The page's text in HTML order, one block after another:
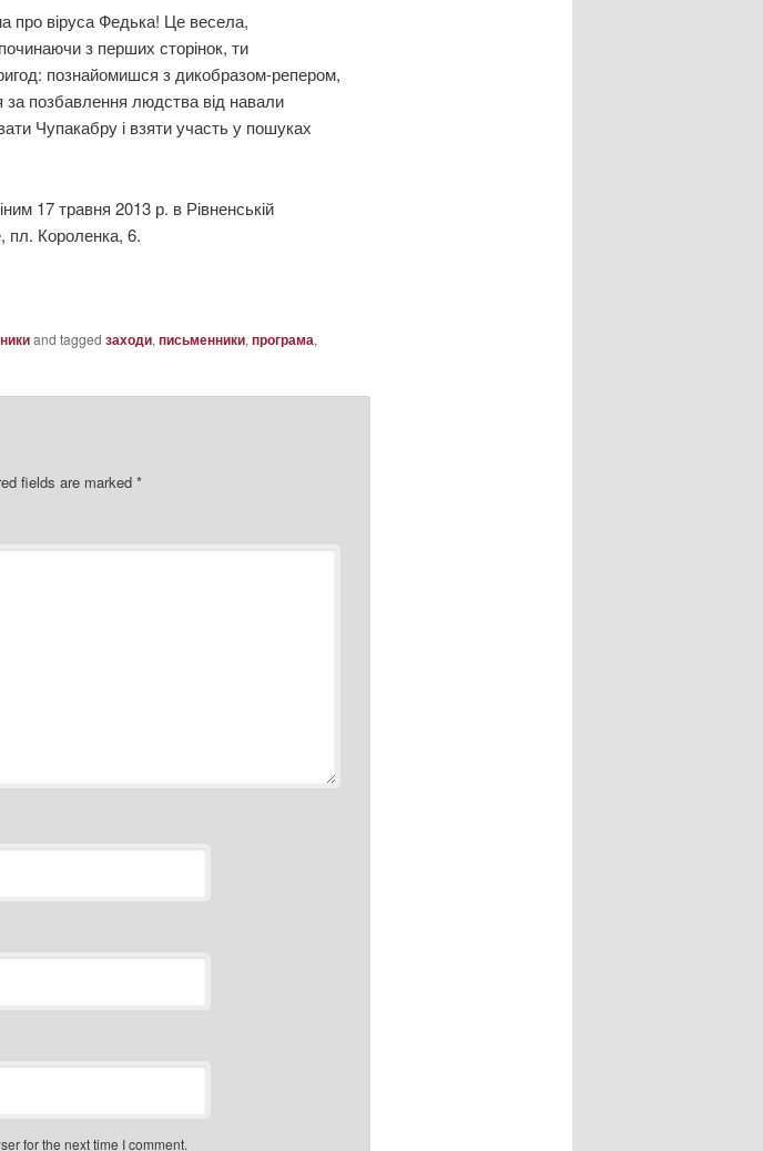
про віруса Федька! Це весела,
з перших сторінок, ти
познайомишся з дикобразом-репером,
позбавлення людства від навали
Чупакабру і взяти участь у пошуках
17 травня 2013 р. в Рівненській
пл. Короленка, 6.
and tagged заходи, письменники, програма,
fields are marked *
for the next time I comment.